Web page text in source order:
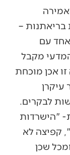
–
אחד עם
מקבל
אכן מוכחת
עיקרן
לבקרים.
"הישרדות
קפיצה לא
שכן